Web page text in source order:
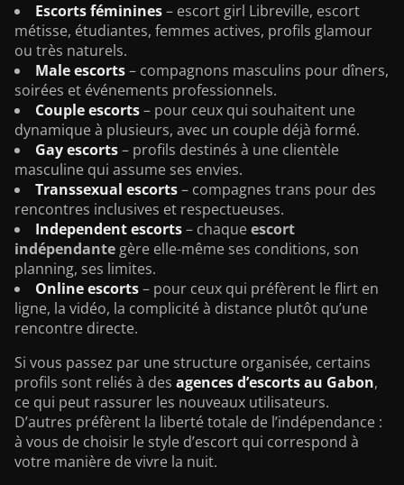
Escorts féminines– escort girl Libreville, escort
métisse, étudiantes, femmes actives, profils glamour
ou très naturels.
Male escorts– compagnons masculins pour dîners,
soirées et événements professionnels.
Couple escorts– pour ceux qui souhaitent une
dynamique à plusieurs, avec un couple déjà formé.
Gay escorts– profils destinés à une clientèle
masculine qui assume ses envies.
Transsexual escorts– compagnes trans pour des
rencontres inclusives et respectueuses.
Independent escorts– chaqueescort
indépendante gère elle-même ses conditions, son
planning, ses limites.
Online escorts– pour ceux qui préfèrent le flirt en
ligne, la vidéo, la complicité à distance plutôt qu’une
rencontre directe.
Si vous passez par une structure organisée, certains
profils sont reliés à des agences d’escorts au Gabon,
ce qui peut rassurer les nouveaux utilisateurs.
D’autres préfèrent la liberté totale de l’indépendance :
à vous de choisir le style d’escort qui correspond à
votre manière de vivre la nuit.